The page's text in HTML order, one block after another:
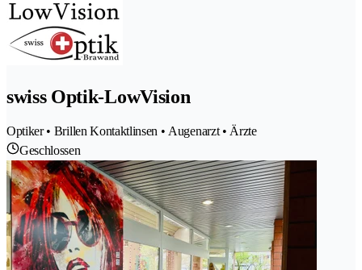
swiss Optik-LowVision
Optiker • Brillen Kontaktlinsen • Augenarzt • Ärzte
Geschlossen